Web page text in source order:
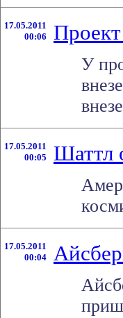
17.05.2011
00:06
У
17.05.2011
00:05
Шаттл
17.05.2011
00:04